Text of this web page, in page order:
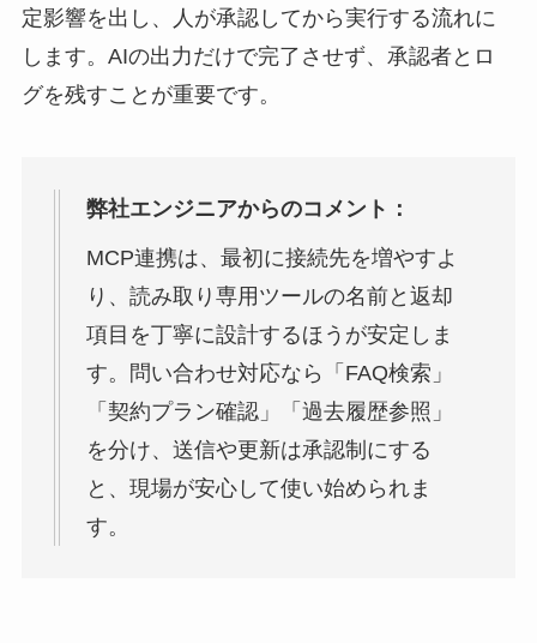
定影響を出し、人が承認してから実行する流れに
します。AIの出力だけで完了させず、承認者とロ
グを残すことが重要です。
弊社エンジニアからのコメント：
MCP連携は、最初に接続先を増やすよ
り、読み取り専用ツールの名前と返却
項目を丁寧に設計するほうが安定しま
す。問い合わせ対応なら「FAQ検索」
「契約プラン確認」「過去履歴参照」
を分け、送信や更新は承認制にする
と、現場が安心して使い始められま
す。